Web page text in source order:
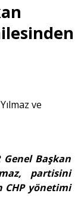
Genel Başkan
partisini
CHP yönetimi